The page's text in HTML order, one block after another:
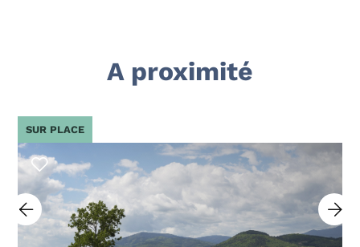
A proximité
SUR PLACE